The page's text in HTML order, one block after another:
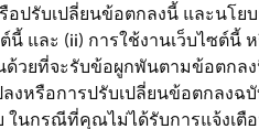
ปรับเปลี่ยนข้อตกลงนี้ และนโ
และ (ii) การใช้งานเว็บไซต์
ที่จะรับข้อผูกพันตามข้อตกลง
งหรือการปรับเปลี่ยนข้อตกล
นกรณีที่คุณไม่ได้รับการแจ้งเ